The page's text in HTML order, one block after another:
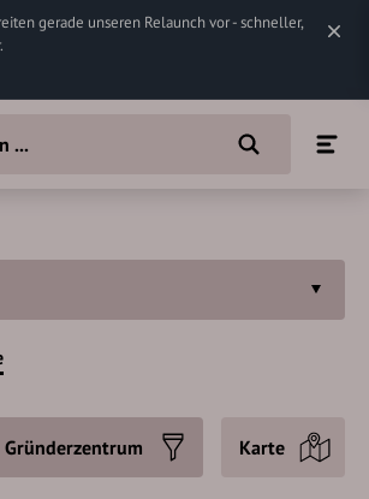
gerade unseren Relaunch vor - schneller,
Karte